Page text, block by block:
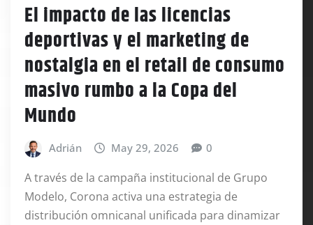
El impacto de las licencias
deportivas y el marketing de
nostalgia en el retail de consumo
masivo rumbo a la Copa del
Mundo
Adrián May 29, 2026 0
A través de la campaña institucional de Grupo
Modelo, Corona activa una estrategia de
distribución omnicanal unificada para dinamizar